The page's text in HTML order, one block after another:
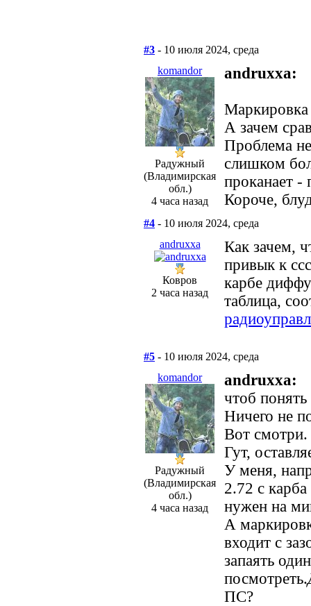
#3 - 10 июля 2024, среда
komandor
Радужный
(Владимирская
обл.)
4 часа назад
andruxxa:
Маркировка
А зачем
Проблема
слишком
проканает -
Короче,
#4 - 10 июля 2024, среда
andruxxa
Ковров
2 часа назад
Как зачем,
привык к
карбе
таблица,
#5 - 10 июля 2024, среда
komandor
Радужный
(Владимирская
обл.)
4 часа назад
andruxxa:
чтоб понять
Ничего не
Вот
Гут,
У меня,
2.72 с
нужен на
А
входит с
запаять
посмотреть.
ПС?